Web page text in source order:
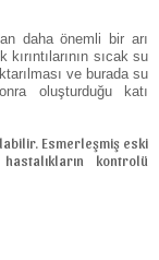
daha önemli bir arı
sıcak su
ve burada su
oluşturduğu katı
Esmerleşmiş eski
kontrolü